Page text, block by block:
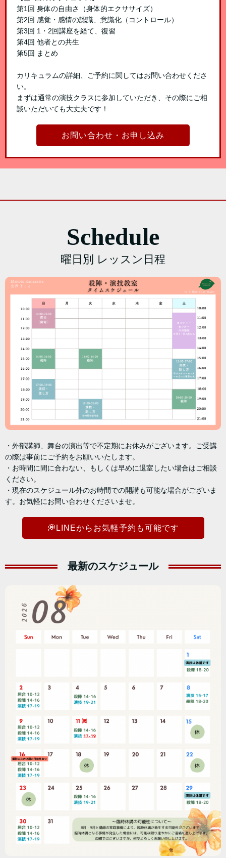
第1回 身体の自由さ（身体的エクササイズ）
第2回 感覚・感情の認識、意識化（コントロール）
第3回 1・2回講座を経て、復習
第4回 他者との共生
第5回 まとめ
カリキュラムの詳細、ご予約に関してはお問い合わせくださ
い。
まずは通常の演技クラスに参加していただき、その際にご相
談いただいても大丈夫です！
お問い合わせ・お申し込み
Schedule
曜日別 レッスン日程
・外部講師、舞台の演出等で不定期にお休みがございます。ご受講
の際は事前にご予約をお願いいたします。
・お時間に間に合わない、もしくは早めに退室したい場合はご相談
ください。
・現在のスケジュール外のお時間での開講も可能な場合がございま
す。お気軽にお問い合わせくださいませ。
💭LINEからお気軽予約も可能です
最新のスケジュール